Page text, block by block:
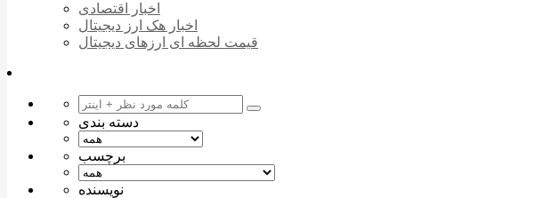
اخبار اقتصادی
اخبار هک ارز دیجیتال
قیمت لحظه ای ارزهای دیجیتال
دسته بندی
برچسب
نویسنده